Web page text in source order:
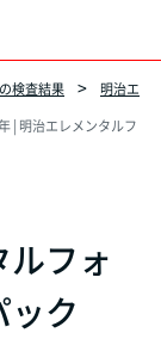
検査結果
明治エ
| 明治エレメンタルフ
フォ
ク